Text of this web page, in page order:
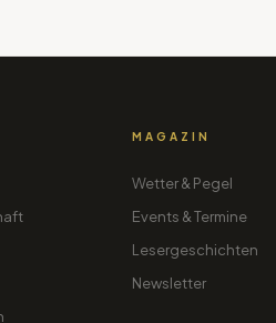
MAGAZIN
Wetter & Pegel
Events & Termine
Lesergeschichten
Newsletter